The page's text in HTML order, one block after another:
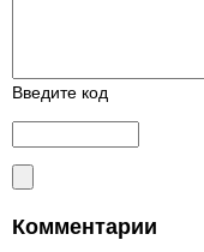
Введите код
Комментарии